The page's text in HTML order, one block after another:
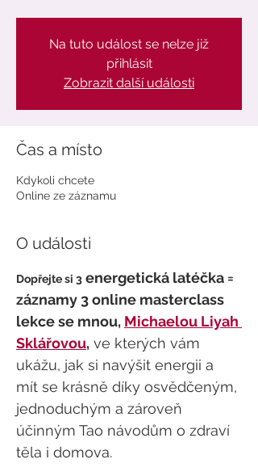
Na tuto událost se nelze již
přihlásit
Zobrazit další události
Čas a místo
Kdykoli chcete
Online ze záznamu
O události
Dopřejte si 3 energetická latéčka =
záznamy 3 online masterclass
lekce se mnou, Michaelou Liyah
Sklářovou, ve kterých vám
ukážu, jak si navýšit energii a
mít se krásně díky osvědčeným,
jednoduchým a zároveň
účinným Tao návodům o zdraví
těla i domova.